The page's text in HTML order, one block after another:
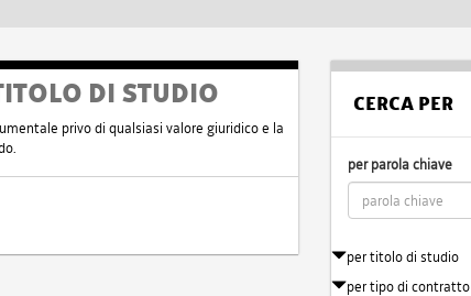
DI STUDIO
privo di qualsiasi valore giuridico e la
CERCA PER
per parola chiave
per titolo di studio
per tipo di contratto